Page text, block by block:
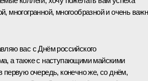
многогранной, многообразной и очень
вас с Днём российского
а также с наступающими майскими
первую очередь, конечно же, со днём,